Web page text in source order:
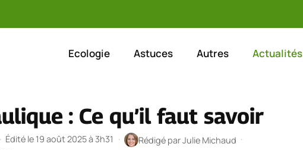
Ecologie Astuces Autres Actualités
: Ce qu’il faut savoir
· Édité le 19 août 2025 à 3h31 · Rédigé parJulie Michaud ·